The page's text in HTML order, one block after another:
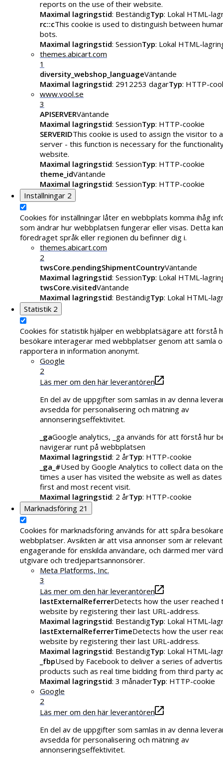
reports on the use of their website.
Maximal lagringstid: BeständigTyp: Lokal HTML-
rc::cThis cookie is used to distinguish between
bots.
Maximal lagringstid: SessionTyp: Lokal HTML-
themes.abicart.com
1
diversity_webshop_languageVäntande
Maximal lagringstid: 2912253 dagarTyp: HTTP-
www.vool.se
3
APISERVERVäntande
Maximal lagringstid: SessionTyp: HTTP-cookie
SERVERIDThis cookie is used to assign the visitor to
server - this function is necessary for the
website.
Maximal lagringstid: SessionTyp: HTTP-cookie
theme_idVäntande
Maximal lagringstid: SessionTyp: HTTP-cookie
Inställningar 2
Cookies för inställningar låter en webbplats komma ihåg
som ändrar hur webbplatsen fungerar eller visas. Detta
föredraget språk eller regionen du befinner dig i.
themes.abicart.com
2
twsCore.pendingShipmentCountryVäntande
Maximal lagringstid: SessionTyp: Lokal HTML-
twsCore.visitedVäntande
Maximal lagringstid: BeständigTyp: Lokal HTML-
Statistik 2
Cookies för statistik hjälper en webbplatsägare att förstå
besökare interagerar med webbplatser genom att samla
rapportera in information anonymt.
Google
2
Läs mer om den här leverantören
En del av de uppgifter som samlas in av denna
avsedda för personalisering och mätning av
annonseringseffektivitet.
_gaGoogle analytics, _ga används för att förstå hur
navigerar runt på webbplatsen
Maximal lagringstid: 2 årTyp: HTTP-cookie
_ga_#Used by Google Analytics to collect data on
times a user has visited the website as well as
first and most recent visit.
Maximal lagringstid: 2 årTyp: HTTP-cookie
Marknadsföring 21
Cookies för marknadsföring används för att spåra
webbplatser. Avsikten är att visa annonser som är
engagerande för enskilda användare, och därmed mer
utgivare och tredjepartsannonsörer.
Meta Platforms, Inc.
3
Läs mer om den här leverantören
lastExternalReferrerDetects how the user reached
website by registering their last URL-address.
Maximal lagringstid: BeständigTyp: Lokal HTML-
lastExternalReferrerTimeDetects how the user
website by registering their last URL-address.
Maximal lagringstid: BeständigTyp: Lokal HTML-
_fbpUsed by Facebook to deliver a series of
products such as real time bidding from third party
Maximal lagringstid: 3 månaderTyp: HTTP-cookie
Google
2
Läs mer om den här leverantören
En del av de uppgifter som samlas in av denna
avsedda för personalisering och mätning av
annonseringseffektivitet.